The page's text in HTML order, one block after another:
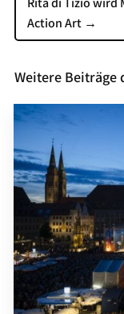
Action Art→
Weitere